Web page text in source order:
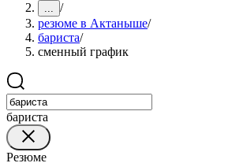
... /
резюме в Актаныше/
бариста/
сменный график
бариста
Резюме